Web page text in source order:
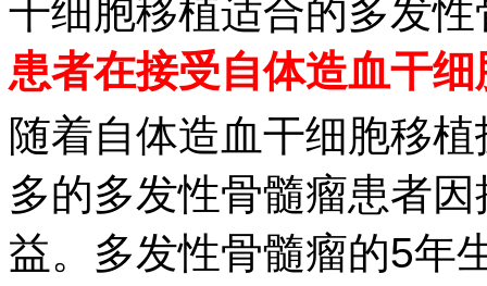
干细胞移植适合的多发
患者在接受自体造血干
随着自体造血干细胞移
多的多发性骨髓瘤患者
益。多发性骨髓瘤的5年